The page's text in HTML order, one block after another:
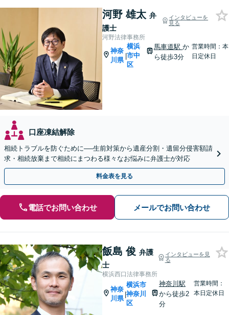
河野 雄太 弁
護士
インタビューを
見る
河野法律事務所
神奈
川県
|
横浜
市中
区
馬車道駅か
ら徒歩3分
営業時間：本
日定休日
口座凍結解除
相続トラブルを防ぐために──生前対策から遺産分割・遺留分侵害額請
求・相続放棄まで相続にまつわる様々なお悩みに弁護士が対応
料金表を見る
電話でお問い合わせ メールでお問い合わせ
飯島 俊 弁護
士
インタビューを見
る
横浜西口法律事務所
神奈
川県
|
横浜市
神奈川
区
神奈川駅
から徒歩2
分
営業時間：
本日定休日